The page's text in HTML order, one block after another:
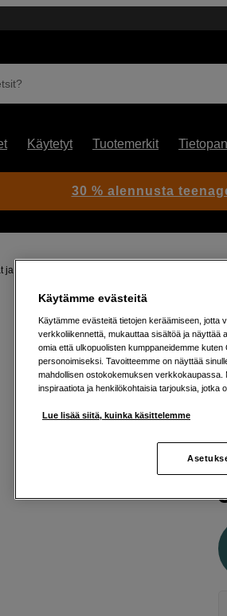
Käytetyt Tuotemerkit
ja 100 mm Bowl
30 % alennusta
Käytämme evästeitä
Käytämme evästeitä tietojen keräämiseen,
verkkoliikennettä, mukauttaa sisältöä ja näyttää
omia että ulkopuolisten kumppaneidemme
personoimiseksi. Tavoitteemme on näyttää
mahdollisen ostokokemuksen
inspiraatiota ja henkilökohtaisia tarjouksia, jotka
Lue lisää siitä, kuinka käsittelemme